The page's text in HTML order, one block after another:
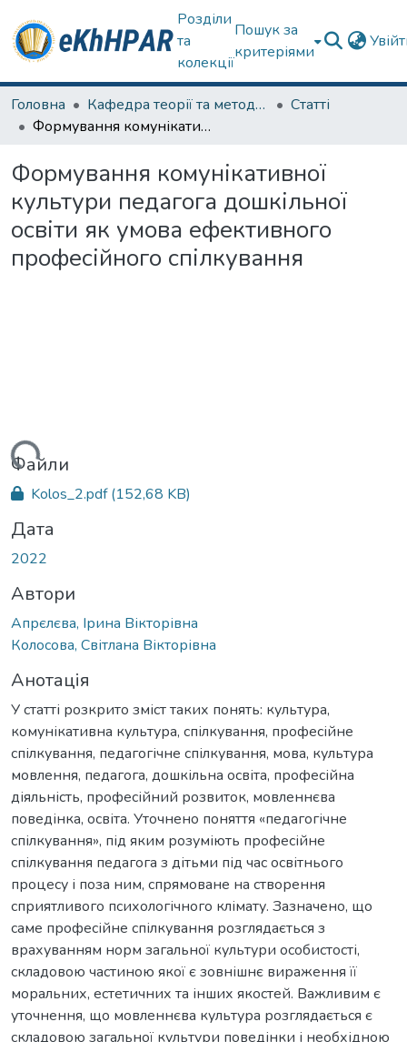
Розділи
та
колекції
Пошук за
критеріями
Головна Кафедра теорії та методик дошкільної освіти
Статті
Формування комунікативної культури педагога дошкільної освіти як умова ефективного професійного спілкування
Формування комунікативної
культури педагога дошкільної
освіти як умова ефективного
професійного спілкування
Файли
Kolos_2.pdf(152,68 KB)
Дата
2022
Автори
Апрєлєва, Ірина Вікторівна
Колосова, Світлана Вікторівна
Анотація
У статті розкрито зміст таких понять: культура,
комунікативна культура, спілкування, професійне
спілкування, педагогічне спілкування, мова, культура
мовлення, педагога, дошкільна освіта, професійна
діяльність, професійний розвиток, мовленнєва
поведінка, освіта. Уточнено поняття «педагогічне
спілкування», під яким розуміють професійне
спілкування педагога з дітьми під час освітнього
процесу і поза ним, спрямоване на створення
сприятливого психологічного клімату. Зазначено, що
саме професійне спілкування розглядається з
врахуванням норм загальної культури особистості,
складовою частиною якої є зовнішнє вираження її
моральних, естетичних та інших якостей. Важливим є
уточнення, що мовленнєва культура розглядається є
складовою загальної культури поведінки і необхідною